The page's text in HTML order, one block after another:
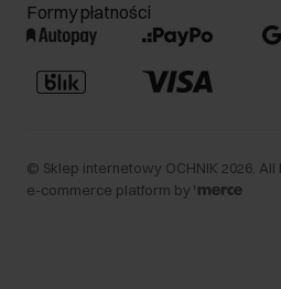
Formy płatności
© Sklep internetowy OCHNIK 2026. All
e-commerce platform by